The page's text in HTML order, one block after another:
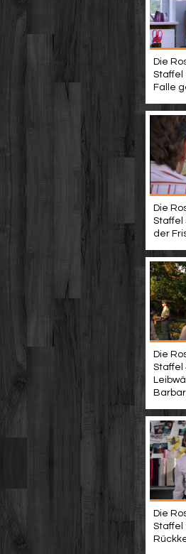
Die
Staffel
Falle
Die
Staffel
der
Die
Staffel
Die
Staffel